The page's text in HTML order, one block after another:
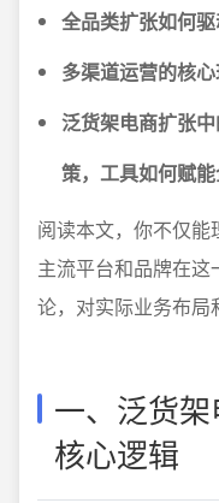
全品类扩张如何驱
多渠道运营的核
泛货架电商扩张
策，工具如何赋能
阅读本文，你不仅
主流平台和品牌在
论，对实际业务布局
一、泛货
核心逻辑